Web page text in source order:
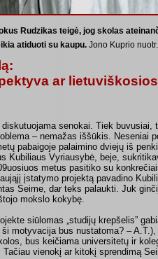
Rudzikas teigė, jog skolas
atiduoti su kaupu. Jono Kuprio nuotr.
ar
senokai. Tiek buvusiai,
– nemažas iššūkis. Neseniai
pabaigoje palaimino dviejų iš
Kubiliaus Vyriausybė, beje,
metus pasitiko su
įstatymo projektą pavadino
Seime, dar teks palaukti. Juk
mokslo kokybę.
siūlomas „studijų krepšelis”
motyvacija bus nustatoma? –
bus keičiama universitetų ir
vienokį ar kitokį sprendimą